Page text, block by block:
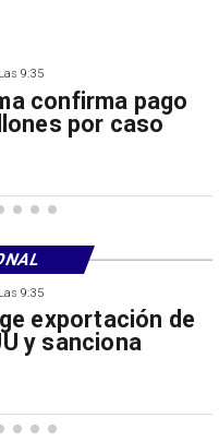
9:35
anuncia gira por
9:35
confirma pago
por caso